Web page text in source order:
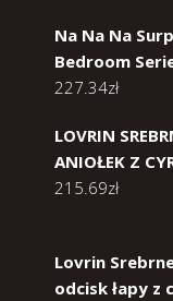
Na Na Na
Bedroom
227.34zł
LOVRIN
ANIOŁEK Z
215.69zł
Lovrin
odcisk łapy z